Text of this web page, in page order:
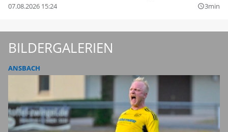
07.08.2026 15:24 query_builder3min
BILDERGALERIEN
ANSBACH